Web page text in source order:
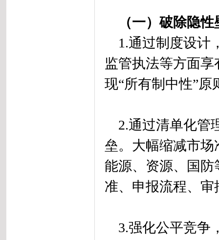
（一）破除隐
1.通过制度设计
监管执法等方面
现“所有制中性”原
2.通过清单化管
垒。大幅缩减市
能源、资源、国
准、申报流程、
3.强化公平竞争